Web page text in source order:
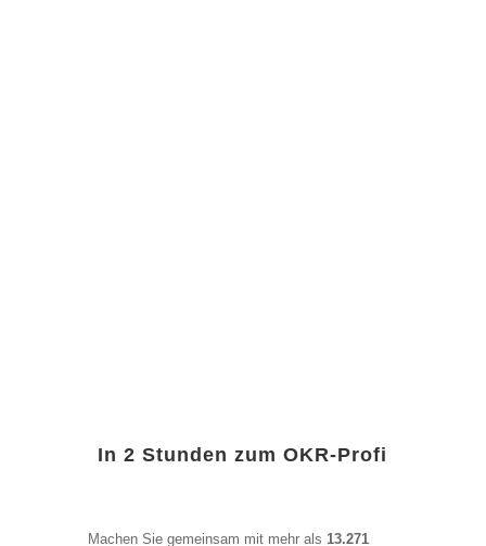
In 2 Stunden zum OKR-Profi
Machen Sie gemeinsam mit mehr als 13.271